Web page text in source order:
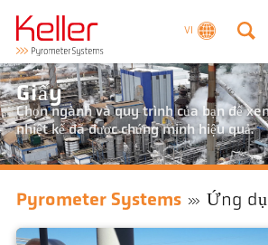
VI
Giấy
Chọn ngành và quy trình của bạn để
nhiệt kế đã được chứng minh hiệu quả.
Pyrometer Systems Ứng